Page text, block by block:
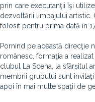
prin care executanţii îşi
dezvoltării limbajului
folosit pentru prima dată în
Pornind pe această direcţie
românesc, formaţia a
clubul La Scena, la sfârșitul
membrii grupului sunt
apoi în mai multe spaţii de